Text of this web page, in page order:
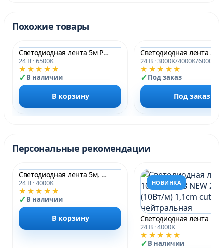
Похожие товары
НОВИНКА
Светодиодная лента 5м PRO140 2835/240 6500-7000K 24В 10мм IP20 22 Вт/м
24 В · 6500K
★★★★★
В наличии
В корзину
24 В · 3000K/4000K/6000K
★★★★★
Под заказ
Под заказ
Персональные рекомендации
НОВИНКА
Светодиодная лента 5м, PTN-B-COB-320-10-NW4000-24V
24 В · 4000K
★★★★★
В наличии
В корзину
НОВИНКА
24 В · 4000K
★★★★★
В наличии